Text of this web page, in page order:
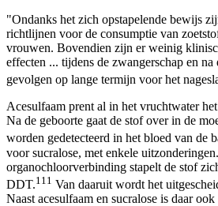
"Ondanks het zich opstapelende bewijs
richtlijnen voor de consumptie van
vrouwen. Bovendien zijn er weinig
effecten ... tijdens de zwangerschap en na
gevolgen op lange termijn voor het
Acesulfaam prent al in het vruchtwater
Na de geboorte gaat de stof over in de
worden gedetecteerd in het bloed van de
voor sucralose, met enkele
organochloorverbinding stapelt de stof
DDT.111 Van daaruit wordt het
Naast acesulfaam en sucralose is daar